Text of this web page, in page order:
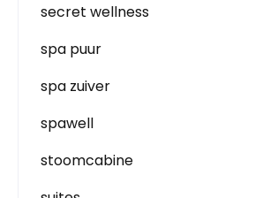
secret wellness
spa puur
spa zuiver
spawell
stoomcabine